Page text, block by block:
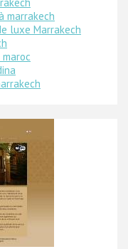
marrakech
luxe Marrakech